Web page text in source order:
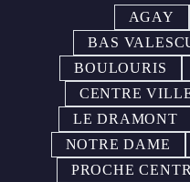
AGAY
BAS
BOULOURIS
CENTRE
LE DRAMONT
NOTRE DAME
PROCHE